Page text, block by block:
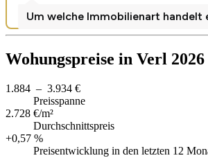
Wohungspreise in Verl 2026
1.884 – 3.934 €
Preisspanne
2.728 €/m²
Durchschnittspreis
+0,57 %
Preisentwicklung in den letzten 12